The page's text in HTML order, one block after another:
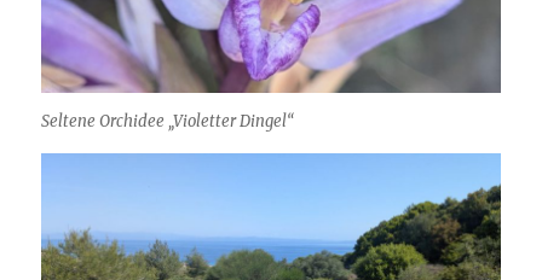
Seltene Orchidee „Violetter Dingel“